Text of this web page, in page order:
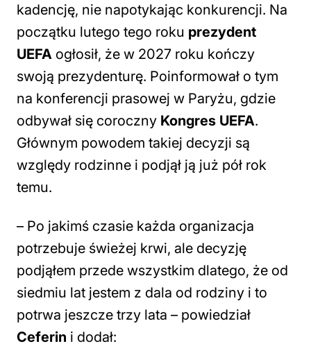
kadencję, nie napotykając konkurencji. Na
początku lutego tego roku prezydent
UEFA ogłosił, że w 2027 roku kończy
swoją prezydenturę. Poinformował o tym
na konferencji prasowej w Paryżu, gdzie
odbywał się coroczny Kongres UEFA.
Głównym powodem takiej decyzji są
względy rodzinne i podjął ją już pół rok
temu.
– Po jakimś czasie każda organizacja
potrzebuje świeżej krwi, ale decyzję
podjąłem przede wszystkim dlatego, że od
siedmiu lat jestem z dala od rodziny i to
potrwa jeszcze trzy lata – powiedział
Ceferin i dodał: